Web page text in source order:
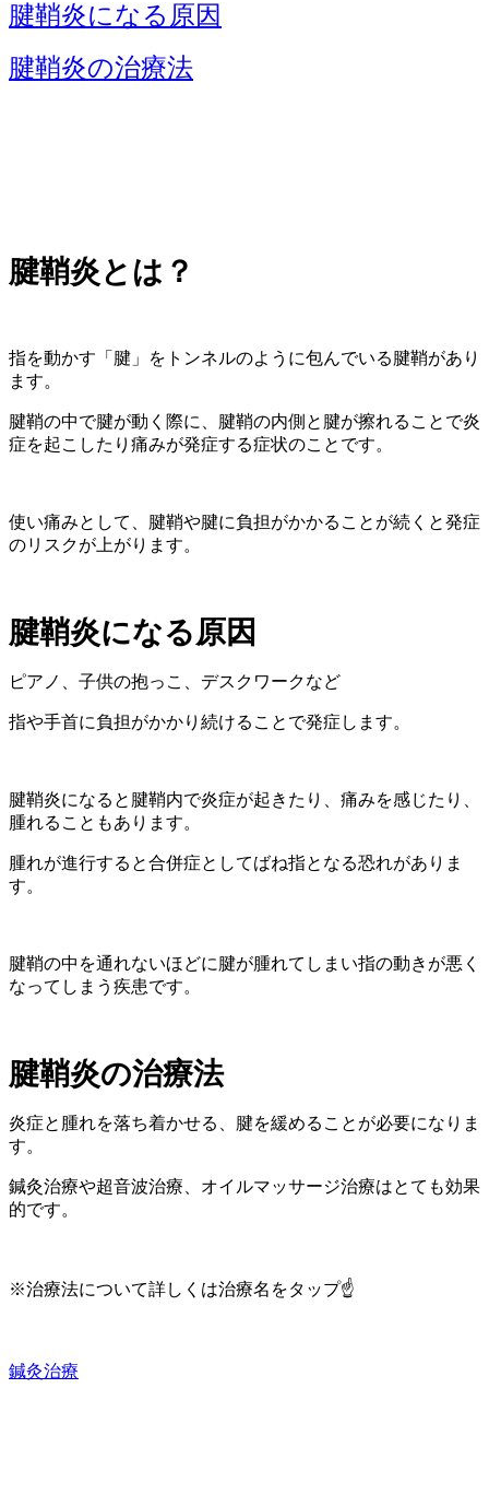
腱鞘炎になる原因
腱鞘炎の治療法
腱鞘炎とは？
指を動かす「腱」をトンネルのように包んでいる腱鞘があり
ます。
腱鞘の中で腱が動く際に、腱鞘の内側と腱が擦れることで炎
症を起こしたり痛みが発症する症状のことです。
使い痛みとして、腱鞘や腱に負担がかかることが続くと発症
のリスクが上がります。
腱鞘炎になる原因
ピアノ、子供の抱っこ、デスクワークなど
指や手首に負担がかかり続けることで発症します。
腱鞘炎になると腱鞘内で炎症が起きたり、痛みを感じたり、
腫れることもあります。
腫れが進行すると合併症としてばね指となる恐れがありま
す。
腱鞘の中を通れないほどに腱が腫れてしまい指の動きが悪く
なってしまう疾患です。
腱鞘炎の治療法
炎症と腫れを落ち着かせる、腱を緩めることが必要になりま
す。
鍼灸治療や超音波治療、オイルマッサージ治療はとても効果
的です。
※治療法について詳しくは治療名をタップ☝️
鍼灸治療